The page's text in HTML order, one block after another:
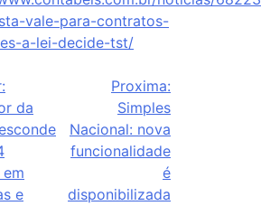
vale-para-contratos-
a-lei-decide-tst/
da
e
Proxima:
Simples
Nacional: nova
funcionalidade
é
disponibilizada